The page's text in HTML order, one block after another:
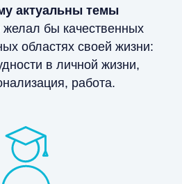
актуальны темы
желал бы качественных
областях своей жизни:
в личной жизни,
работа.